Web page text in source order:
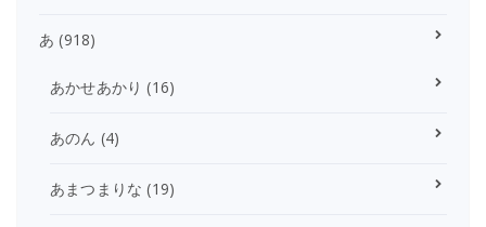
あ (918)
あかせあかり (16)
あのん (4)
あまつまりな (19)